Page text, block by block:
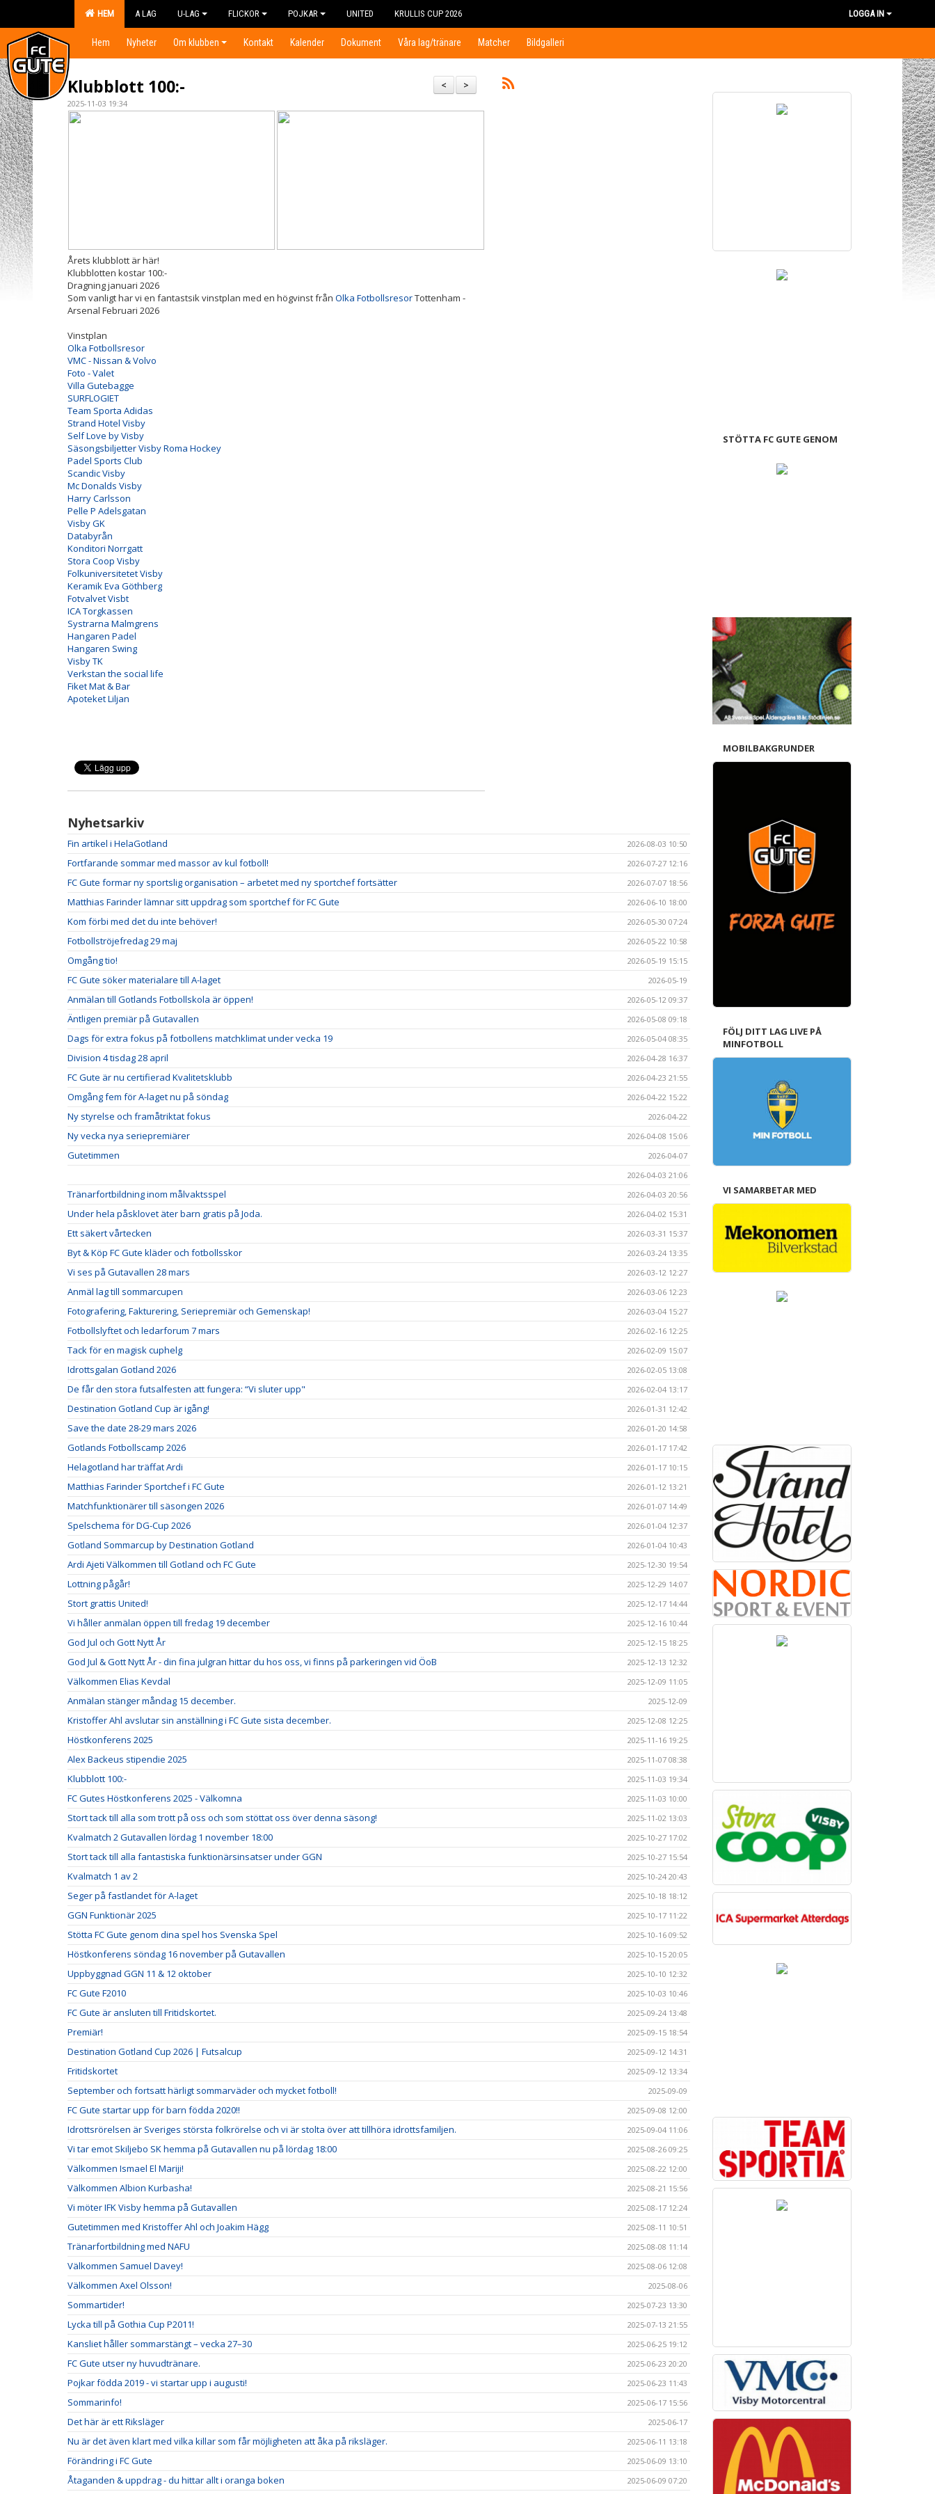
HEM A LAG U-LAG FLICKOR POJKAR UNITED KRULLIS CUP 2026 LOGGA IN
Hem Nyheter Om klubben Kontakt Kalender Dokument Våra lag/tränare Matcher Bildgalleri
>
<
Klubblott 100:-
2025-11-03 19:34
Årets klubblott är här!
Klubblotten kostar 100:-
Dragning januari 2026
Som vanligt har vi en fantastsik vinstplan med en högvinst från Olka FotbollsresorTottenham -
Arsenal Februari 2026
Vinstplan
Olka Fotbollsresor
VMC - Nissan & Volvo
Foto - Valet
Villa Gutebagge
SURFLOGIET
Team Sporta Adidas
Strand Hotel Visby
Self Love by Visby
Säsongsbiljetter Visby Roma Hockey
Padel Sports Club
Scandic Visby
Mc Donalds Visby
Harry Carlsson
Pelle P Adelsgatan
Visby GK
Databyrån
Konditori Norrgatt
Stora Coop Visby
Folkuniversitetet Visby
Keramik Eva Göthberg
Fotvalvet Visbt
ICA Torgkassen
Systrarna Malmgrens
Hangaren Padel
Hangaren Swing
Visby TK
Verkstan the social life
Fiket Mat & Bar
Apoteket Liljan
Nyhetsarkiv
Fin artikel i HelaGotland 2026-08-03 10:50
Fortfarande sommar med massor av kul fotboll! 2026-07-27 12:16
FC Gute formar ny sportslig organisation – arbetet med ny sportchef fortsätter 2026-07-07 18:56
Matthias Farinder lämnar sitt uppdrag som sportchef för FC Gute 2026-06-10 18:00
Kom förbi med det du inte behöver! 2026-05-30 07:24
Fotbollströjefredag 29 maj 2026-05-22 10:58
Omgång tio! 2026-05-19 15:15
FC Gute söker materialare till A-laget 2026-05-19
Anmälan till Gotlands Fotbollskola är öppen! 2026-05-12 09:37
Äntligen premiär på Gutavallen 2026-05-08 09:18
Dags för extra fokus på fotbollens matchklimat under vecka 19 2026-05-04 08:35
Division 4 tisdag 28 april 2026-04-28 16:37
FC Gute är nu certifierad Kvalitetsklubb 2026-04-23 21:55
Omgång fem för A-laget nu på söndag 2026-04-22 15:22
Ny styrelse och framåtriktat fokus 2026-04-22
Ny vecka nya seriepremiärer 2026-04-08 15:06
Gutetimmen
2026-04-07
2026-04-03 21:06
Tränarfortbildning inom målvaktsspel 2026-04-03 20:56
Under hela påsklovet äter barn gratis på Joda. 2026-04-02 15:31
Ett säkert vårtecken 2026-03-31 15:37
Byt & Köp FC Gute kläder och fotbollsskor 2026-03-24 13:35
Vi ses på Gutavallen 28 mars 2026-03-12 12:27
Anmäl lag till sommarcupen 2026-03-06 12:23
Fotografering, Fakturering, Seriepremiär och Gemenskap! 2026-03-04 15:27
Fotbollslyftet och ledarforum 7 mars 2026-02-16 12:25
Tack för en magisk cuphelg 2026-02-09 15:07
Idrottsgalan Gotland 2026 2026-02-05 13:08
De får den stora futsalfesten att fungera: “Vi sluter upp" 2026-02-04 13:17
Destination Gotland Cup är igång! 2026-01-31 12:42
Save the date 28-29 mars 2026 2026-01-20 14:58
Gotlands Fotbollscamp 2026 2026-01-17 17:42
Helagotland har träffat Ardi 2026-01-17 10:15
Matthias Farinder Sportchef i FC Gute 2026-01-12 13:21
Matchfunktionärer till säsongen 2026 2026-01-07 14:49
Spelschema för DG-Cup 2026 2026-01-04 12:37
Gotland Sommarcup by Destination Gotland 2026-01-04 10:43
Ardi Ajeti Välkommen till Gotland och FC Gute 2025-12-30 19:54
Lottning pågår! 2025-12-29 14:07
Stort grattis United! 2025-12-17 14:44
Vi håller anmälan öppen till fredag 19 december 2025-12-16 10:44
God Jul och Gott Nytt År 2025-12-15 18:25
God Jul & Gott Nytt År - din fina julgran hittar du hos oss, vi finns på parkeringen vid ÖoB 2025-12-13 12:32
Välkommen Elias Kevdal 2025-12-09 11:05
Anmälan stänger måndag 15 december. 2025-12-09
Kristoffer Ahl avslutar sin anställning i FC Gute sista december. 2025-12-08 12:25
Höstkonferens 2025 2025-11-16 19:25
Alex Backeus stipendie 2025 2025-11-07 08:38
Klubblott 100:- 2025-11-03 19:34
FC Gutes Höstkonferens 2025 - Välkomna 2025-11-03 10:00
Stort tack till alla som trott på oss och som stöttat oss över denna säsong! 2025-11-02 13:03
Kvalmatch 2 Gutavallen lördag 1 november 18:00 2025-10-27 17:02
Stort tack till alla fantastiska funktionärsinsatser under GGN 2025-10-27 15:54
Kvalmatch 1 av 2 2025-10-24 20:43
Seger på fastlandet för A-laget 2025-10-18 18:12
GGN Funktionär 2025 2025-10-17 11:22
Stötta FC Gute genom dina spel hos Svenska Spel 2025-10-16 09:52
Höstkonferens söndag 16 november på Gutavallen 2025-10-15 20:05
Uppbyggnad GGN 11 & 12 oktober 2025-10-10 12:32
FC Gute F2010 2025-10-03 10:46
FC Gute är ansluten till Fritidskortet. 2025-09-24 13:48
Premiär! 2025-09-15 18:54
Destination Gotland Cup 2026 | Futsalcup 2025-09-12 14:31
Fritidskortet 2025-09-12 13:34
September och fortsatt härligt sommarväder och mycket fotboll! 2025-09-09
FC Gute startar upp för barn födda 2020!! 2025-09-08 12:00
Idrottsrörelsen är Sveriges största folkrörelse och vi är stolta över att tillhöra idrottsfamiljen. 2025-09-04 11:06
Vi tar emot Skiljebo SK hemma på Gutavallen nu på lördag 18:00 2025-08-26 09:25
Välkommen Ismael El Mariji! 2025-08-22 12:00
Välkommen Albion Kurbasha! 2025-08-21 15:56
Vi möter IFK Visby hemma på Gutavallen 2025-08-17 12:24
Gutetimmen med Kristoffer Ahl och Joakim Hägg 2025-08-11 10:51
Tränarfortbildning med NAFU 2025-08-08 11:14
Välkommen Samuel Davey! 2025-08-06 12:08
Välkommen Axel Olsson! 2025-08-06
Sommartider! 2025-07-23 13:30
Lycka till på Gothia Cup P2011! 2025-07-13 21:55
Kansliet håller sommarstängt – vecka 27–30 2025-06-25 19:12
FC Gute utser ny huvudtränare. 2025-06-23 20:20
Pojkar födda 2019 - vi startar upp i augusti! 2025-06-23 11:43
Sommarinfo! 2025-06-17 15:56
Det här är ett Riksläger 2025-06-17
Nu är det även klart med vilka killar som får möjligheten att åka på riksläger. 2025-06-11 13:18
Förändring i FC Gute 2025-06-09 13:10
Åtaganden & uppdrag - du hittar allt i oranga boken 2025-06-09 07:20
STÖTTA FC GUTE GENOM
MOBILBAKGRUNDER
FÖLJ DITT LAG LIVE PÅ
MINFOTBOLL
VI SAMARBETAR MED